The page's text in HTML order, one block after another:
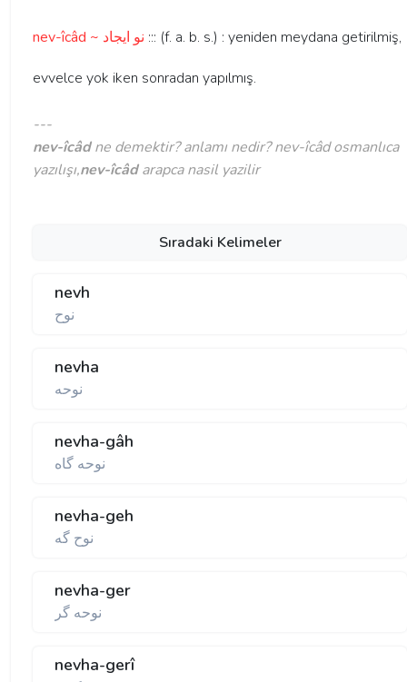
nev-îcâd ~ نو ايجاد ::: (f. a. b. s.) : yeniden meydana getirilmiş,
evvelce yok iken sonradan yapılmış.
---
nev-îcâdne demektir? anlamı nedir? nev-îcâd osmanlıca
yazılışı,nev-îcâdarapca nasil yazilir
Sıradaki Kelimeler
nevh
نوح
nevha
نوحه
nevha-gâh
نوحه گاه
nevha-geh
نوح گه
nevha-ger
نوحه گر
nevha-gerî